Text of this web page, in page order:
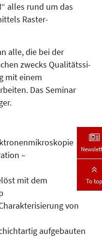
alles rund um das
Raster­
alle, die bei der
zwecks Qualitäts­si­
mit einem
Das Seminar
–
mit dem
von
aufgebauten
To top